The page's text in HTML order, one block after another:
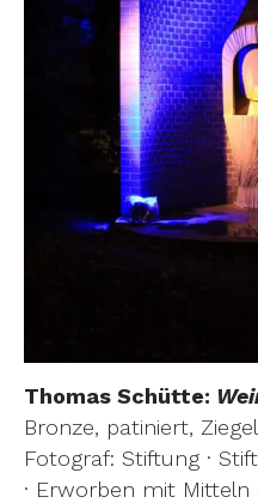
Thomas Schütte:
Bronze, patiniert,
Fotograf: Stiftung ·
· Erworben mit Mitteln